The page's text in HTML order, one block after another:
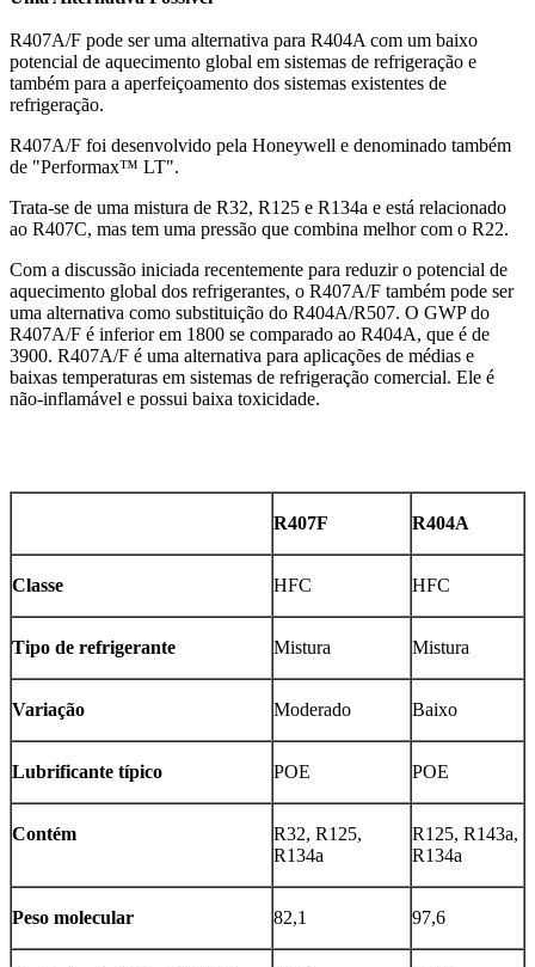
R407A/F pode ser uma alternativa para R404A com um baixo
potencial de aquecimento global em sistemas de refrigeração e
também para a aperfeiçoamento dos sistemas existentes de
refrigeração.
R407A/F foi desenvolvido pela Honeywell e denominado também
de "Performax™ LT".
Trata-se de uma mistura de R32, R125 e R134a e está relacionado
ao R407C, mas tem uma pressão que combina melhor com o R22.
Com a discussão iniciada recentemente para reduzir o potencial de
aquecimento global dos refrigerantes, o R407A/F também pode ser
uma alternativa como substituição do R404A/R507. O GWP do
R407A/F é inferior em 1800 se comparado ao R404A, que é de
3900. R407A/F é uma alternativa para aplicações de médias e
baixas temperaturas em sistemas de refrigeração comercial. Ele é
não-inflamável e possui baixa toxicidade.
R407F R404A
Classe HFC HFC
Tipo de refrigerante Mistura Mistura
Variação Moderado Baixo
Lubrificante típico POE POE
Contém
R32, R125,
R134a
R125, R143a,
R134a
Peso molecular 82,1 97,6